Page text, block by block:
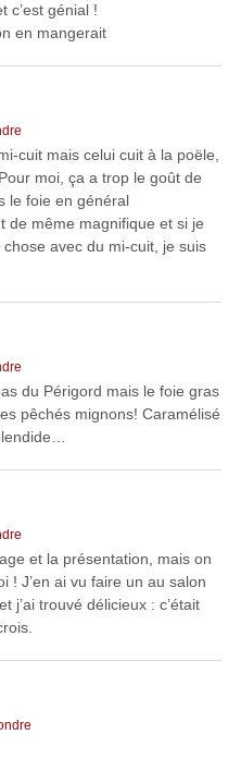
c’est génial !
en mangerait
cuit mais celui cuit à la poële,
moi, ça a trop le goût de
le foie en général
de même magnifique et si je
avec du mi-cuit, je suis
du Périgord mais le foie gras
pêchés mignons! Caramélisé
et la présentation, mais on
! J’en ai vu faire un au salon
j’ai trouvé délicieux : c’était